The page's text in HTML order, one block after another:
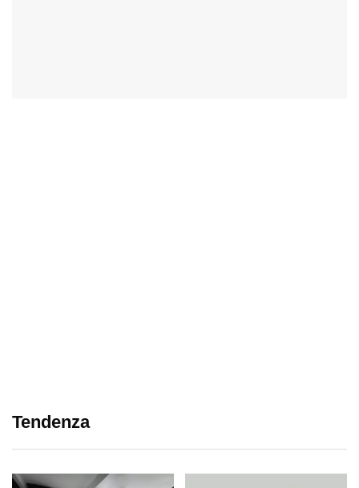
Tendenza